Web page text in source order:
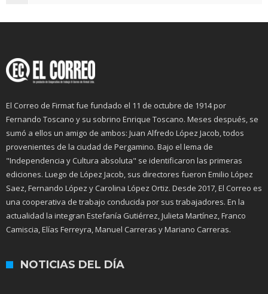
El Correo de Firmat fue fundado el 11 de octubre de 1914 por
Fernando Toscano y su sobrino Enrique Toscano. Meses después, se
sumó a ellos un amigo de ambos: Juan Alfredo López Jacob, todos
provenientes de la ciudad de Pergamino. Bajo el lema de
"Independencia y Cultura absoluta" se identificaron las primeras
ediciones. Luego de López Jacob, sus directores fueron Emilio López
Saez, Fernando López y Carolina López Ortiz. Desde 2017, El Correo es
una cooperativa de trabajo conducida por sus trabajadores. En la
actualidad la integran Estefanía Gutiérrez, Julieta Martínez, Franco
Camiscia, Elías Ferreyra, Manuel Carreras y Mariano Carreras.
NOTICIAS DEL DÍA